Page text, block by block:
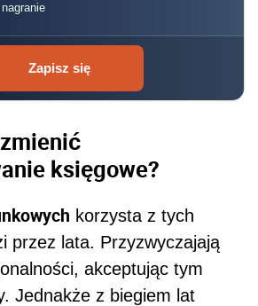
Zapisz się
księgowe?
korzysta z tych
przez lata. Przyzwyczajają
akceptując tym
Jednakże z biegiem lat